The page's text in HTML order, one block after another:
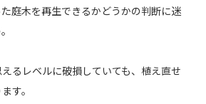
庭木を再生できるかどうかの判断に迷
るレベルに破損していても、植え直せ
す。